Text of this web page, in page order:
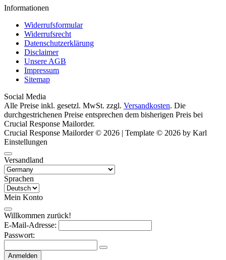
Informationen
Widerrufsformular
Widerrufsrecht
Datenschutzerklärung
Disclaimer
Unsere AGB
Impressum
Sitemap
Social Media
Alle Preise inkl. gesetzl. MwSt. zzgl. Versandkosten. Die
durchgestrichenen Preise entsprechen dem bisherigen Preis bei
Crucial Response Mailorder.
Crucial Response Mailorder © 2026 | Template © 2026 by Karl
Einstellungen
Versandland
Sprachen
Mein Konto
Willkommen zurück!
E-Mail-Adresse:
Passwort:
Anmelden